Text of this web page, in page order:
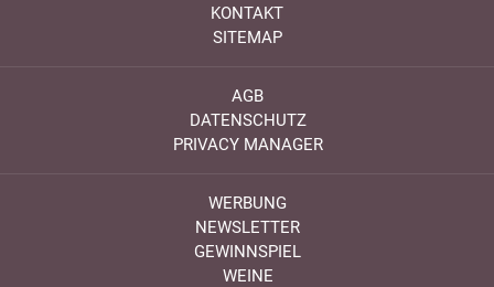
KONTAKT
SITEMAP
AGB
DATENSCHUTZ
PRIVACY MANAGER
WERBUNG
NEWSLETTER
GEWINNSPIEL
WEINE